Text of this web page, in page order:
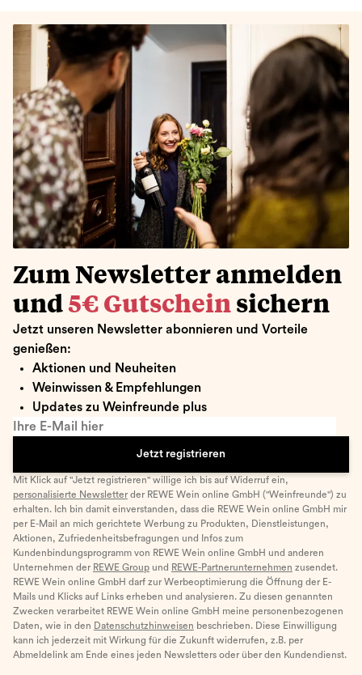
Zum Newsletter anmelden
und 5€ Gutschein sichern
Jetzt unseren Newsletter abonnieren und Vorteile
genießen:
Aktionen und Neuheiten
Weinwissen & Empfehlungen
Updates zu Weinfreunde plus
Ihre E-Mail hier
Jetzt registrieren
Mit Klick auf "Jetzt registrieren" willige ich bis auf Widerruf ein,
personalisierte Newsletter der REWE Wein online GmbH ("Weinfreunde") zu
erhalten. Ich bin damit einverstanden, dass die REWE Wein online GmbH mir
per E-Mail an mich gerichtete Werbung zu Produkten, Dienstleistungen,
Aktionen, Zufriedenheitsbefragungen und Infos zum
Kundenbindungsprogramm von REWE Wein online GmbH und anderen
Unternehmen der REWE Group und REWE-Partnerunternehmen zusendet.
REWE Wein online GmbH darf zur Werbeoptimierung die Öffnung der E-
Mails und Klicks auf Links erheben und analysieren. Zu diesen genannten
Zwecken verarbeitet REWE Wein online GmbH meine personenbezogenen
Daten, wie in den Datenschutzhinweisen beschrieben. Diese Einwilligung
kann ich jederzeit mit Wirkung für die Zukunft widerrufen, z.B. per
Abmeldelink am Ende eines jeden Newsletters oder über den Kundendienst.